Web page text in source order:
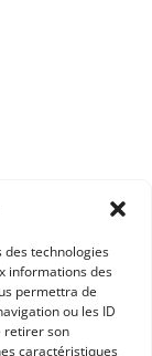
des technologies
informations des
permettra de
ou les ID
retirer son
caractéristiques